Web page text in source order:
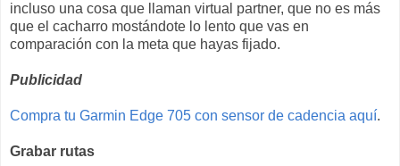
incluso una cosa que llaman virtual partner, que no es más
que el cacharro mostándote lo lento que vas en
comparación con la meta que hayas fijado.
Publicidad
Compra tu Garmin Edge 705 con sensor de cadencia aquí.
Grabar rutas